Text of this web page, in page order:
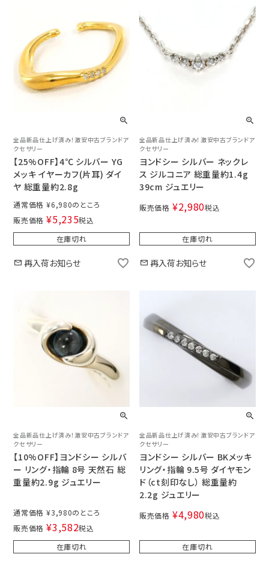
全品新品仕上げ済み！激安中古ブランドア
クセサリー
【25%OFF】4℃ シルバー YG
メッキ イヤーカフ(片耳) ダイ
ヤ 総重量約2.8g
通常価格 ¥6,980
販売価格 ¥5,235税込
在庫切れ
再入荷お知らせ
全品新品仕上げ済み！激安中古ブランドア
クセサリー
ヨンドシー シルバー ネックレ
ス ジルコニア 総重量約1.4g
39cm ジュエリー
販売価格 ¥2,980税込
在庫切れ
再入荷お知らせ
全品新品仕上げ済み！激安中古ブランドア
クセサリー
【10%OFF】ヨンドシー シルバ
ー リング・指輪 8号 天然石 総
重量約2.9g ジュエリー
通常価格 ¥3,980
販売価格 ¥3,582税込
在庫切れ
全品新品仕上げ済み！激安中古ブランドア
クセサリー
ヨンドシー シルバー BKメッキ
リング・指輪 9.5号 ダイヤモン
ド（ct刻印なし） 総重量約
2.2g ジュエリー
販売価格 ¥4,980税込
在庫切れ